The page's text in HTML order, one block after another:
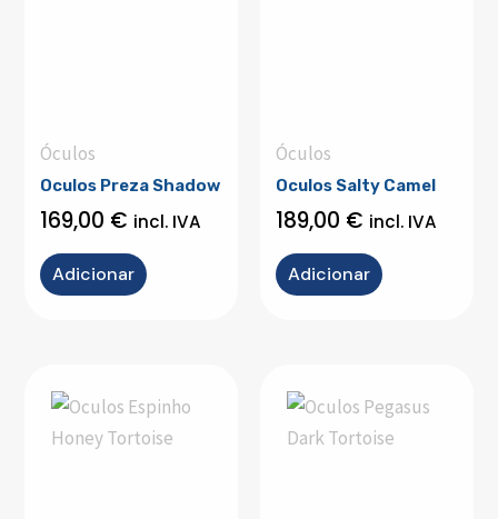
Óculos
Oculos Preza Shadow
169,00 € incl. IVA
Adicionar
Óculos
Oculos Salty Camel
189,00 € incl. IVA
Adicionar